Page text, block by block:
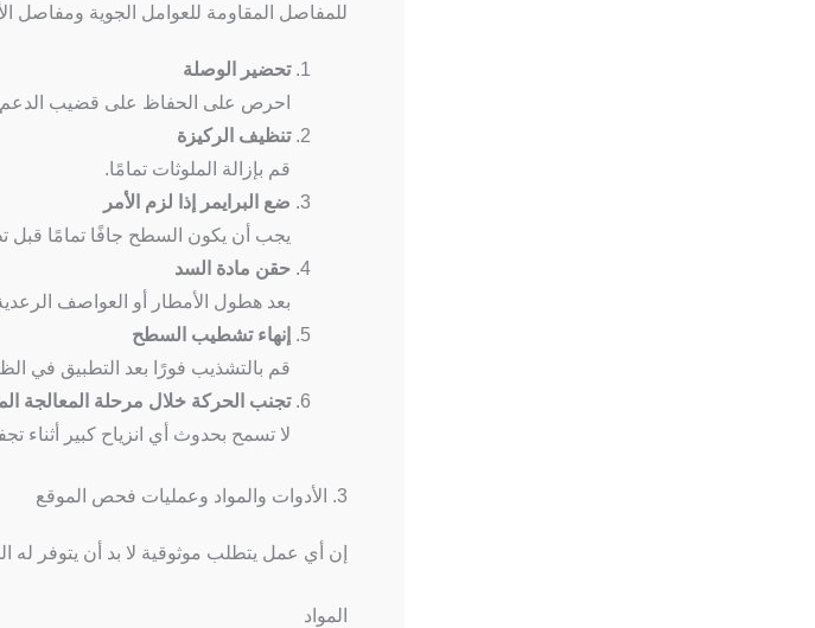
للمفاصل المقاومة للعوامل الجوية ومفاصل
تحضير الوصلة
احرص على الحفاظ على قضيب الدعم
تنظيف الركيزة
قم بإزالة الملوثات تمامًا.
ضع البرايمر إذا لزم الأمر
يجب أن يكون السطح جافًا تمامًا قبل
حقن مادة السد
بعد هطول الأمطار أو العواصف
إنهاء تشطيب السطح
قم بالتشذيب فورًا بعد التطبيق في
تجنب الحركة خلال مرحلة المعالجة
لا تسمح بحدوث أي انزياح كبير أثناء
3. الأدوات والمواد وعمليات فحص الموقع
إن أي عمل يتطلب موثوقية لا بد أن يتوفر له
المواد